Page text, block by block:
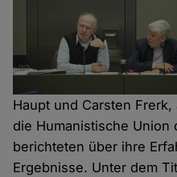
Haupt und Carsten
die Humanistische Union
berichteten über ihre
Ergebnisse. Unter dem